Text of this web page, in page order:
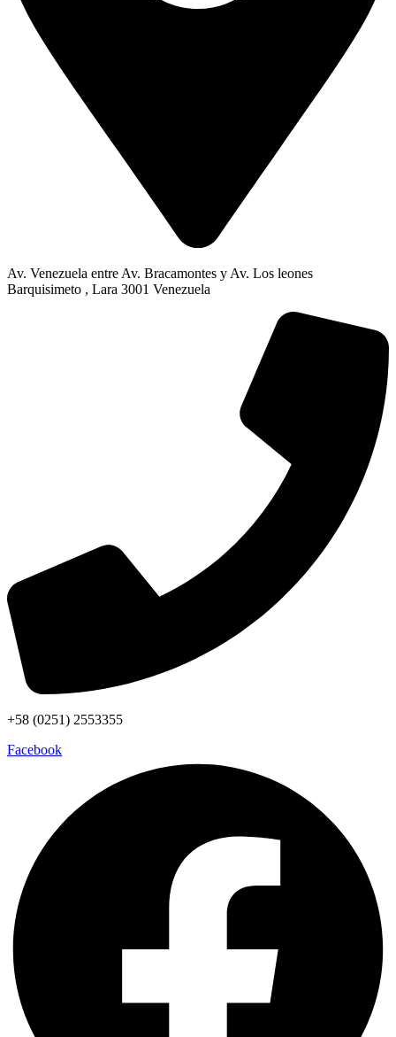
Av. Venezuela entre Av. Bracamontes y Av. Los leones
Barquisimeto , Lara 3001 Venezuela
+58 (0251) 2553355
Facebook